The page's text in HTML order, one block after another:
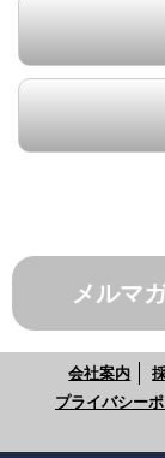
メルマ
会社案内
プライバシー